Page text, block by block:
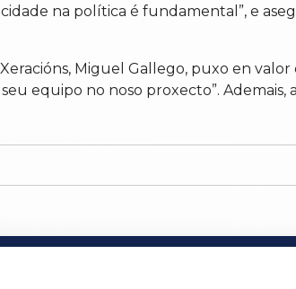
na política é fundamental”, e
Miguel Gallego, puxo en
equipo no noso proxecto”.